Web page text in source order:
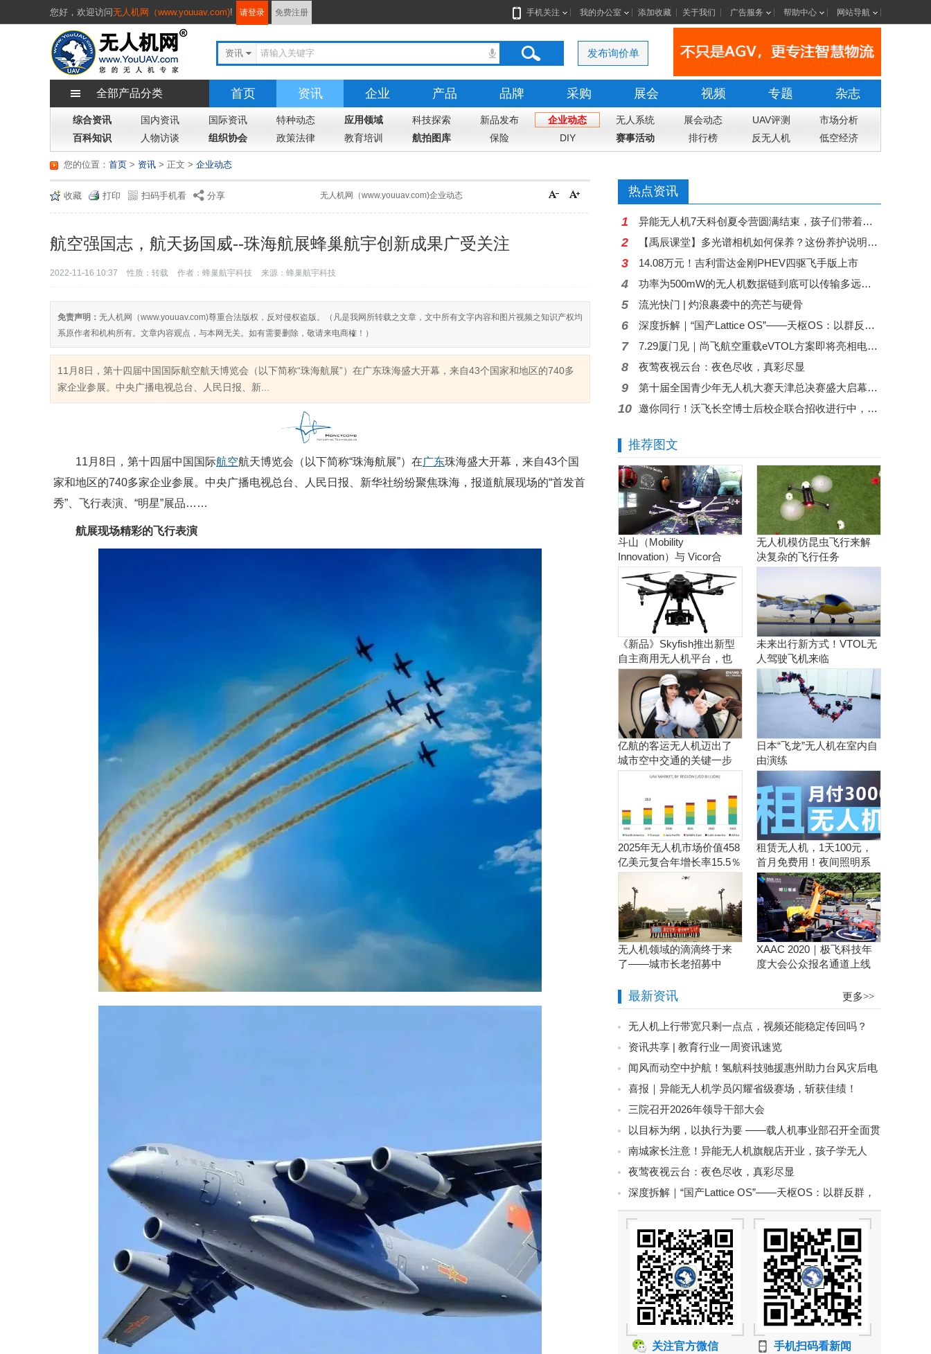
您好， 欢迎访问无人机网（www.youuav.com)! 请登录 免费注册 手机关注 我的办公室 添加收藏 关于我们 广告服务 帮助中心 网站导航
资讯 发布询价单
全部产品分类 首页 资讯 企业 产品 品牌 采购 展会 视频 专题 杂志
综合资讯 国内资讯 国际资讯 特种动态 应用领域 科技探索 新品发布 企业动态 无人系统 展会动态 UAV评测
市场分析
百科知识
人物访谈 组织协会 政策法律 教育培训 航拍图库 保险 DIY 赛事活动 排行榜 反无人机 低空经济
您的位置： 首页 > 资讯 > 企业动态
> 正文
收藏 打印 扫码手机看 分享 无人机网（www.youuav.com)企业动态
航空强国志，航天扬国威--珠海航展蜂巢航宇创新成果广受关注
2022-11-16 10:37 性质：转载 作者：蜂巢航宇科技 来源：蜂巢航宇科技
免责声明： 无人机网（www.youuav.com)尊重合法版权，反对侵权盗版。（凡是我网所转载之文章，文中所有文字内容和图片视频之知识产权均
系原作者和机构所有。文章内容观点，与本网无关。如有需要删除，敬请来电商榷！）
11月8日，第十四届中国国际航空航天博览会（以下简称“珠海航展”）在广东珠海盛大开幕，来自43个国家和地区的740多
家企业参展。中央广播电视总台、人民日报、新...
11月8日，第十四届中国国际航空航天博览会（以下简称“珠海航展”）在广东珠海盛大开幕，来自43个国
家和地区的740多家企业参展。中央广播电视总台、人民日报、新华社纷纷聚焦珠海，报道航展现场的“首发首
秀”、飞行表演、“明星”展品……
航展现场精彩的飞行表演
热点资讯
1 异能无人机7天科创夏令营圆满结束，孩子们带着科技梦想和成长收获返程
2 【禹辰课堂】多光谱相机如何保养？这份养护说明请收好
3 14.08万元！吉利雷达金刚PHEV四驱飞手版上市
4 功率为500mW的无人机数据链到底可以传输多远距离？
5 流光快门 | 灼浪裹袭中的亮芒与硬骨
6 深度拆解｜“国产Lattice OS”——天枢OS：以群反群，构建中国自主低空反无人机蜂群作战体系
7 7.29厦门见｜尚飞航空重载eVTOL方案即将亮相电力智能新型施工装备展
8 夜莺夜视云台：夜色尽收，真彩尽显
9 第十届全国青少年无人机大赛天津总决赛盛大启幕，高巨创新五大核心赛项赋能科创舞台
10 邀你同行！沃飞长空博士后校企联合招收进行中，共筑低空人才高地
推荐图文
斗山（Mobility
Innovation）与 Vicor合
作。实现商用氢燃料电池
无人机
无人机模仿昆虫飞行来解
决复杂的飞行任务
《新品》Skyfish推出新型
自主商用无人机平台，也
可搭载Sony Alpha相机
未来出行新方式！VTOL无
人驾驶飞机来临
亿航的客运无人机迈出了
城市空中交通的关键一步
日本“飞龙”无人机在室内自
由演练
2025年无人机市场价值458
亿美元复合年增长率15.5％
租赁无人机，1天100元，
首月免费用！夜间照明系
统施工、抢险、应急救援
利器！
无人机领域的滴滴终于来
了——城市长老招募中
XAAC 2020｜极飞科技年
度大会公众报名通道上线
最新资讯 更多>>
无人机上行带宽只剩一点点，视频还能稳定传回吗？
资讯共享 | 教育行业一周资讯速览
闻风而动空中护航！氢航科技驰援惠州助力台风灾后电
力抢险
喜报｜异能无人机学员闪耀省级赛场，斩获佳绩！
三院召开2026年领导干部大会
以目标为纲，以执行为要 ——载人机事业部召开全面贯
彻公司半年度会议精神暨重点工作攻坚部署会
南城家长注意！异能无人机旗舰店开业，孩子学无人
机、玩科技又多了一个新选择
夜莺夜视云台：夜色尽收，真彩尽显
深度拆解｜“国产Lattice OS”——天枢OS：以群反群，
构建中国自主低空反无人机蜂群作战体系
关注官方微信 手机扫码看新闻